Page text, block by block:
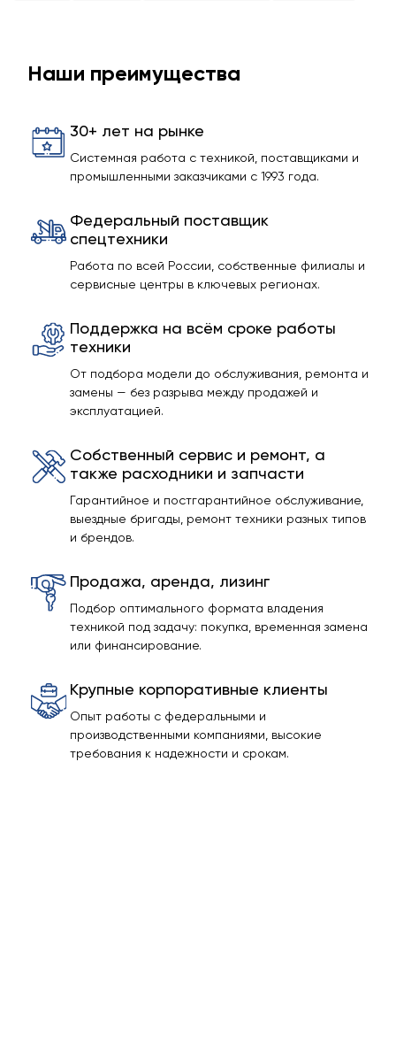
Наши преимущества
30+ лет на рынке
Системная работа с техникой, поставщиками и
промышленными заказчиками с 1993 года.
Федеральный поставщик
спецтехники
Работа по всей России, собственные филиалы и
сервисные центры в ключевых регионах.
Поддержка на всём сроке работы
техники
От подбора модели до обслуживания, ремонта и
замены — без разрыва между продажей и
эксплуатацией.
Собственный сервис и ремонт, а
также расходники и запчасти
Гарантийное и постгарантийное обслуживание,
выездные бригады, ремонт техники разных типов
и брендов.
Продажа, аренда, лизинг
Подбор оптимального формата владения
техникой под задачу: покупка, временная замена
или финансирование.
Крупные корпоративные клиенты
Опыт работы с федеральными и
производственными компаниями, высокие
требования к надежности и срокам.